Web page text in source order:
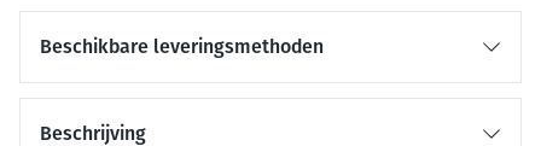
Beschikbare leveringsmethoden
Beschrijving